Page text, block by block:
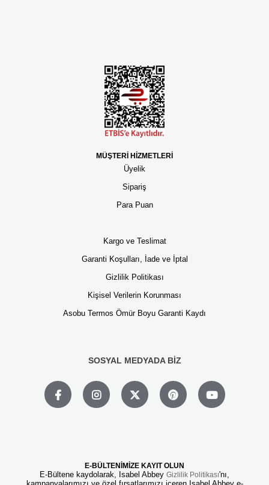
MÜŞTERİ HİZMETLERİ
Üyelik
Sipariş
Para Puan
Kargo ve Teslimat
Garanti Koşulları, İade ve İptal
Gizlilik Politikası
Kişisel Verilerin Korunması
Asobu Termos Ömür Boyu Garanti Kaydı
SOSYAL MEDYADA BİZ
E-BÜLTENİMİZE KAYIT OLUN
E-Bültene kaydolarak, Isabel Abbey Gizlilik Politikası'nı,